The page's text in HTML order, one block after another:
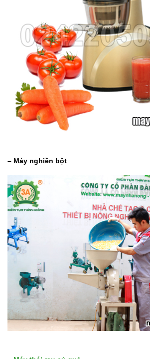
– Máy nghiền bột